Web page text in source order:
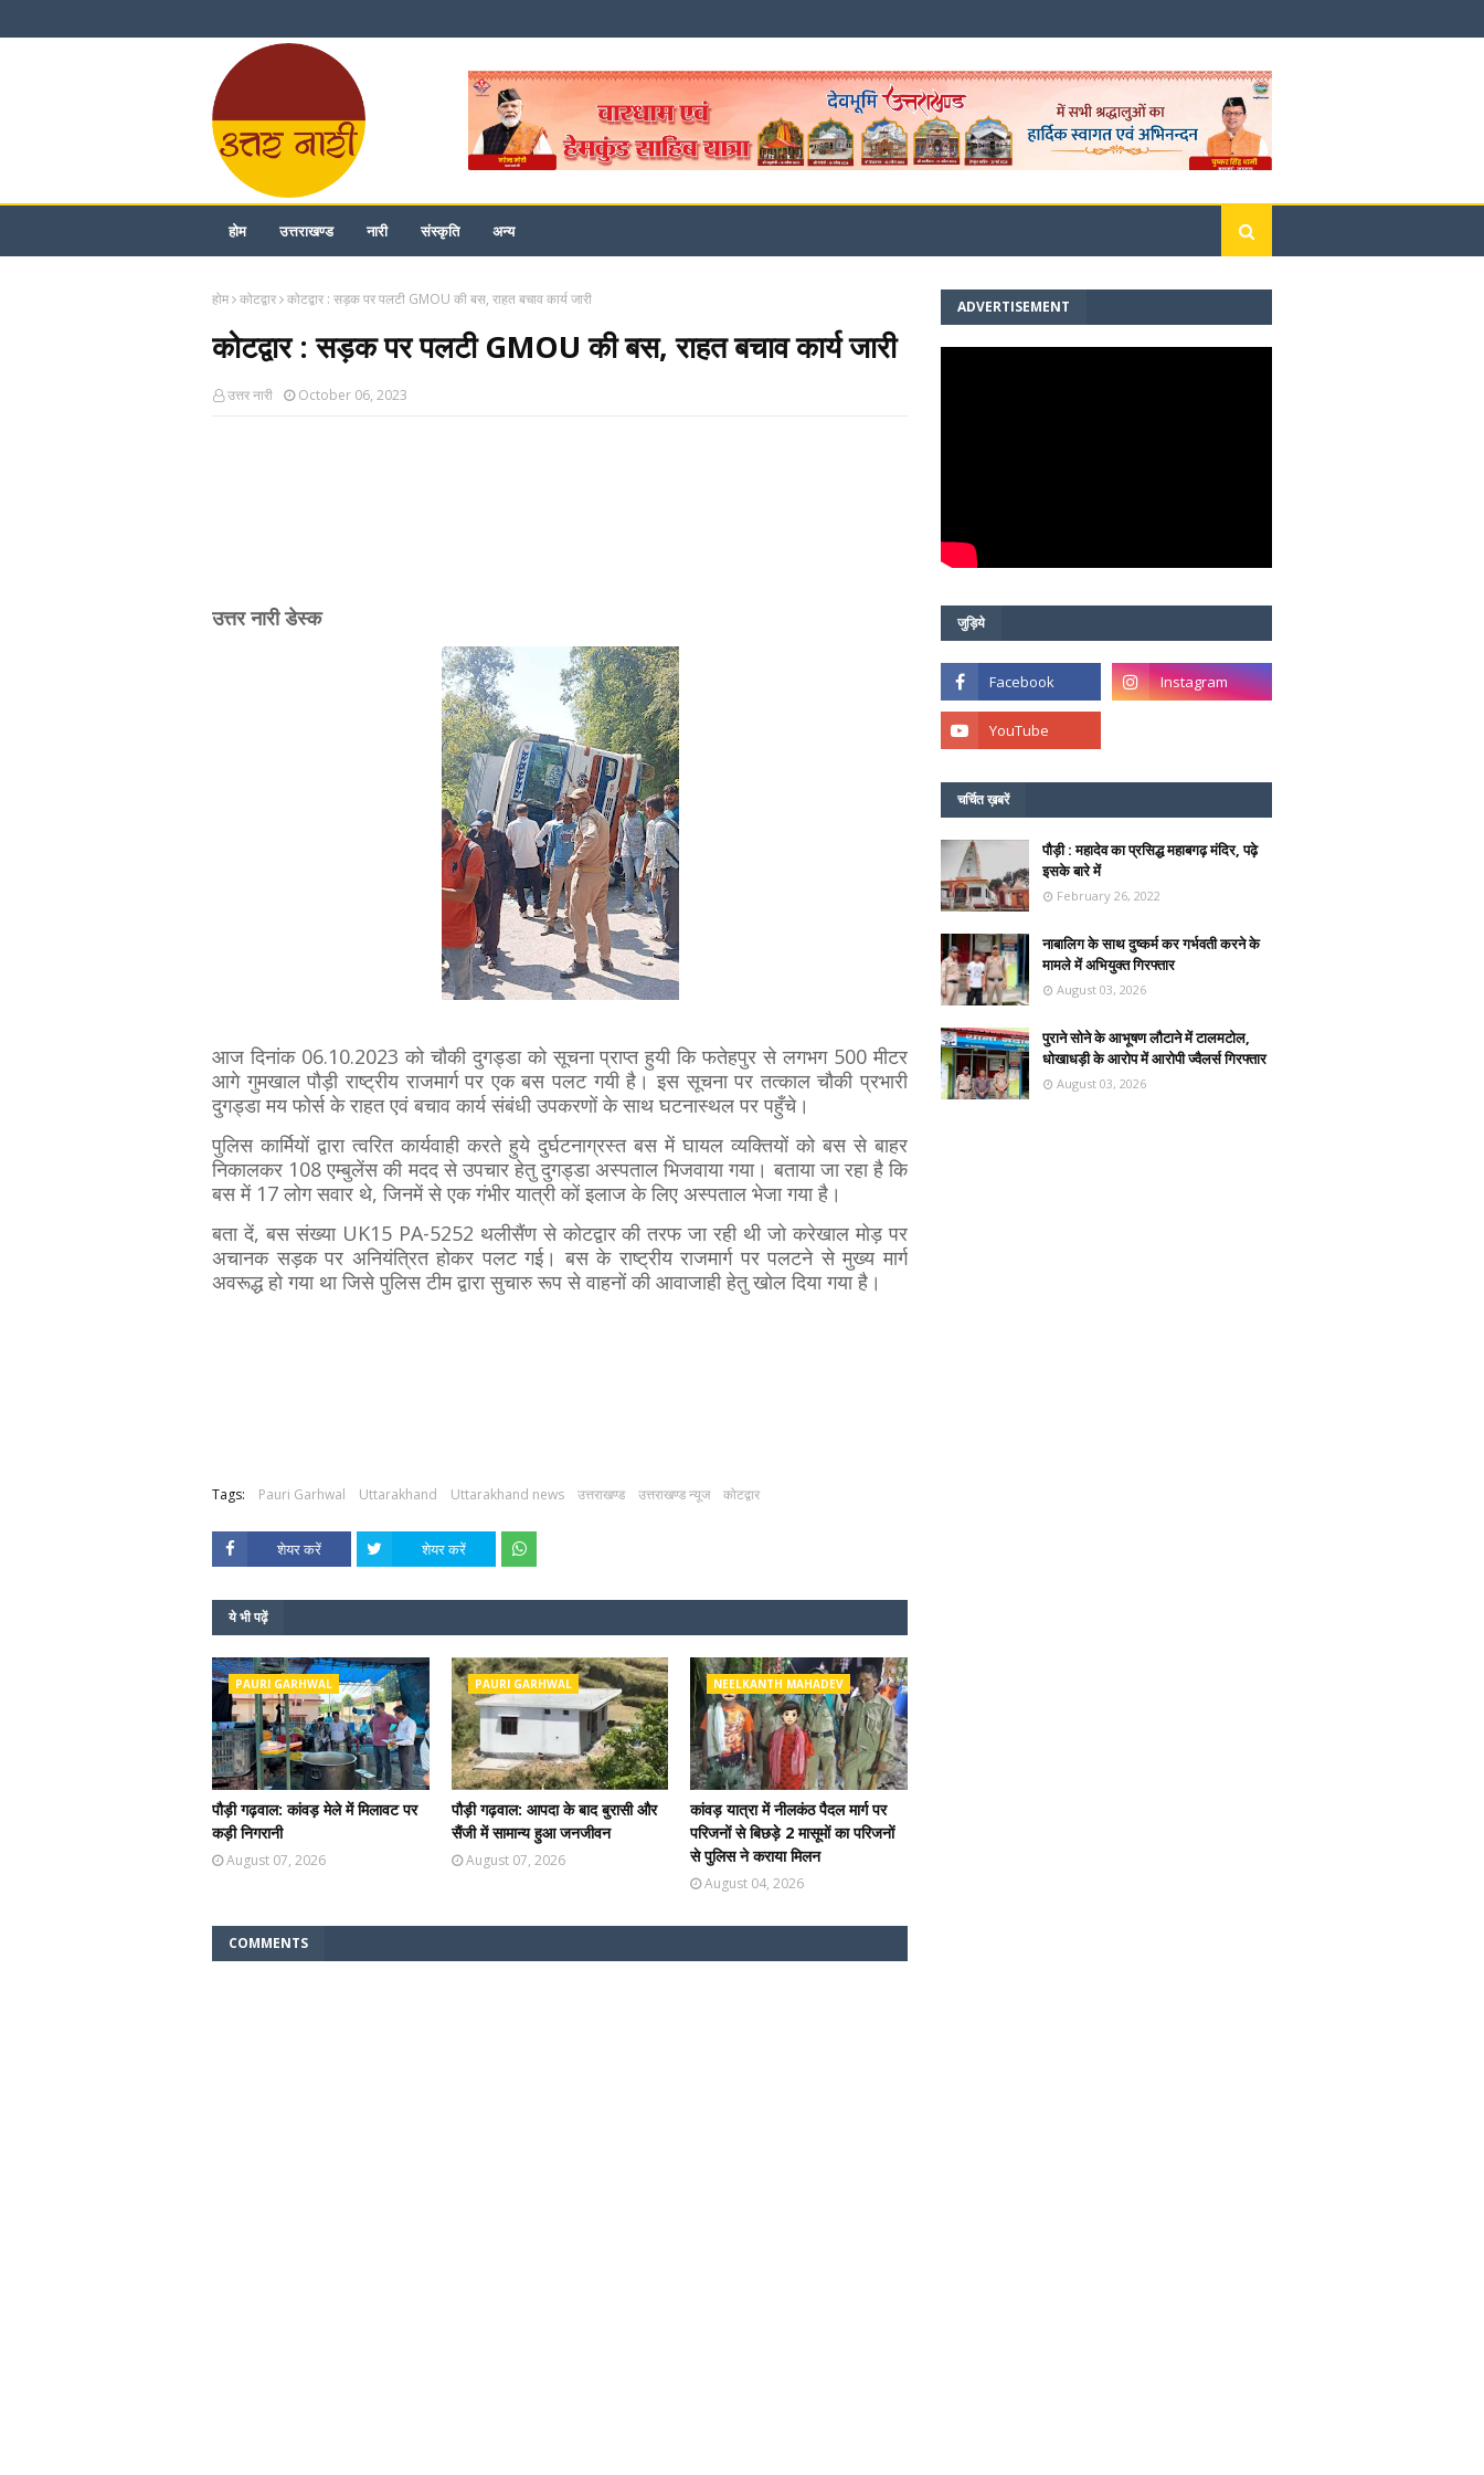
होम उत्तराखण्ड नारी संस्कृति अन्य
होम कोटद्वार कोटद्वार : सड़क पर पलटी GMOU की बस, राहत बचाव कार्य जारी
कोटद्वार : सड़क पर पलटी GMOU की बस, राहत बचाव कार्य जारी
उत्तर नारी October 06, 2023
उत्तर नारी डेस्क
आज दिनांक 06.10.2023 को चौकी दुगड्डा को सूचना प्राप्त हुयी कि फतेहपुर से लगभग 500 मीटर
आगे गुमखाल पौड़ी राष्ट्रीय राजमार्ग पर एक बस पलट गयी है। इस सूचना पर तत्काल चौकी प्रभारी
दुगड्डा मय फोर्स के राहत एवं बचाव कार्य संबंधी उपकरणों के साथ घटनास्थल पर पहुँचे।
पुलिस कार्मियों द्वारा त्वरित कार्यवाही करते हुये दुर्घटनाग्रस्त बस में घायल व्यक्तियों को बस से बाहर
निकालकर 108 एम्बुलेंस की मदद से उपचार हेतु दुगड्डा अस्पताल भिजवाया गया। बताया जा रहा है कि
बस में 17 लोग सवार थे, जिनमें से एक गंभीर यात्री कों इलाज के लिए अस्पताल भेजा गया है।
बता दें, बस संख्या UK15 PA-5252 थलीसैंण से कोटद्वार की तरफ जा रही थी जो करेखाल मोड़ पर
अचानक सड़क पर अनियंत्रित होकर पलट गई। बस के राष्ट्रीय राजमार्ग पर पलटने से मुख्य मार्ग
अवरूद्ध हो गया था जिसे पुलिस टीम द्वारा सुचारु रूप से वाहनों की आवाजाही हेतु खोल दिया गया है।
Tags: Pauri Garhwal Uttarakhand Uttarakhand news उत्तराखण्ड उत्तराखण्ड न्यूज कोटद्वार
शेयर करें शेयर करें
ये भी पढ़ें
PAURI GARHWAL
पौड़ी गढ़वाल: कांवड़ मेले में मिलावट पर
कड़ी निगरानी
August 07, 2026
PAURI GARHWAL
पौड़ी गढ़वाल: आपदा के बाद बुरासी और
सैंजी में सामान्य हुआ जनजीवन
August 07, 2026
NEELKANTH MAHADEV
कांवड़ यात्रा में नीलकंठ पैदल मार्ग पर
परिजनों से बिछड़े 2 मासूमों का परिजनों
से पुलिस ने कराया मिलन
August 04, 2026
COMMENTS
ADVERTISEMENT
जुड़िये
चर्चित ख़बरें
पौड़ी : महादेव का प्रसिद्ध महाबगढ़ मंदिर, पढ़े
इसके बारे में
February 26, 2022
नाबालिग के साथ दुष्कर्म कर गर्भवती करने के
मामले में अभियुक्त गिरफ्तार
August 03, 2026
पुराने सोने के आभूषण लौटाने में टालमटोल,
धोखाधड़ी के आरोप में आरोपी ज्वैलर्स गिरफ्तार
August 03, 2026